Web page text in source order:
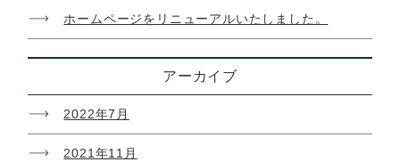
ホームページをリニューアルいたしました。
アーカイブ
2022年7月
2021年11月